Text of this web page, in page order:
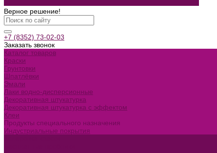
Верное решение!
+7 (8352) 73-02-03
Заказать звонок
Каталог товаров
Краски
Грунтовки
Шпатлёвки
Эмали
Лаки водно-дисперсионные
Декоративная штукатурка
Декоративная штукатурка с эффектом
Клеи
Продукты специального назначения
Индустриальные покрытия